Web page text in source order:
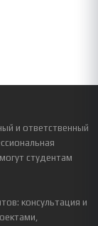
и ответственный
студентам
консультация и